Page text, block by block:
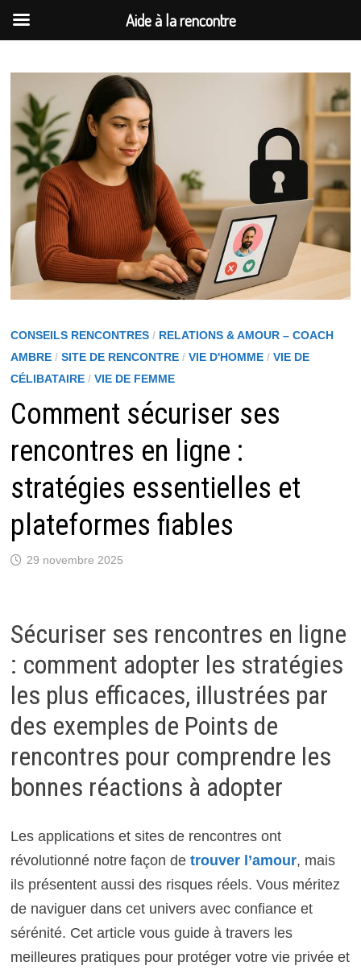
au
contenu
CONSEILS RENCONTRES/ RELATIONS & AMOUR – COACH
AMBRE/ SITE DE RENCONTRE/ VIE D'HOMME/ VIE DE
CÉLIBATAIRE/ VIE DE FEMME
Comment sécuriser ses
rencontres en ligne :
stratégies essentielles et
plateformes fiables
29 novembre 2025
Sécuriser ses rencontres en ligne
: comment adopter les stratégies
les plus efficaces, illustrées par
des exemples de Points de
rencontres pour comprendre les
bonnes réactions à adopter
Les applications et sites de rencontres ont
révolutionné notre façon de trouver l’amour, mais
ils présentent aussi des risques réels. Vous méritez
de naviguer dans cet univers avec confiance et
sérénité. Cet article vous guide à travers les
meilleures pratiques pour protéger votre vie privée et
Aide à la rencontre